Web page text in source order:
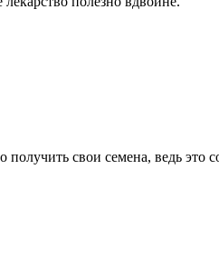
свои семена, ведь это